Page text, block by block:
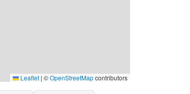
Leaflet | ©OpenStreetMapcontributors